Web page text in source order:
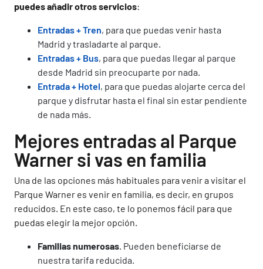
puedes añadir otros servicios:
Entradas + Tren, para que puedas venir hasta
Madrid y trasladarte al parque.
Entradas + Bus, para que puedas llegar al parque
desde Madrid sin preocuparte por nada.
Entrada + Hotel, para que puedas alojarte cerca del
parque y disfrutar hasta el final sin estar pendiente
de nada más.
Mejores entradas al Parque
Warner si vas en familia
Una de las opciones más habituales para venir a visitar el
Parque Warner es venir en familia, es decir, en grupos
reducidos. En este caso, te lo ponemos fácil para que
puedas elegir la mejor opción.
Familias numerosas. Pueden beneficiarse de
nuestra tarifa reducida.